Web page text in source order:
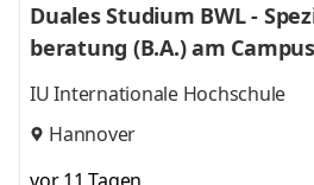
Duales Studium BWL -
beratung (B.A.) am
IU Internationale Hochschule
Hannover